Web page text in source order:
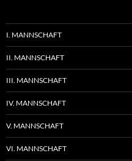
I. MANNSCHAFT
II. MANNSCHAFT
III. MANNSCHAFT
IV. MANNSCHAFT
V. MANNSCHAFT
VI. MANNSCHAFT